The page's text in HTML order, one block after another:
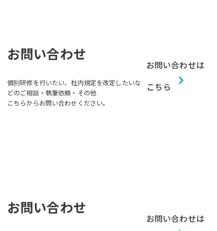
お問い合わせ
個別研修を行いたい、社内規定を改定したいな
どのご相談・執筆依頼・その他
こちらからお問い合わせください。
お問い合わせは
こちら
お問い合わせ
お問い合わせは